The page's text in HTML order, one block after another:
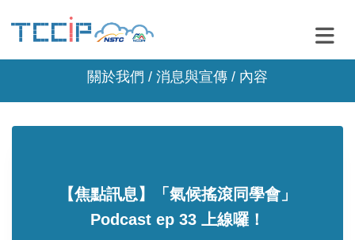
關於我們 / 消息與宣傳 / 內容
【焦點訊息】「氣候搖滾同學會」
Podcast ep 33 上線囉！